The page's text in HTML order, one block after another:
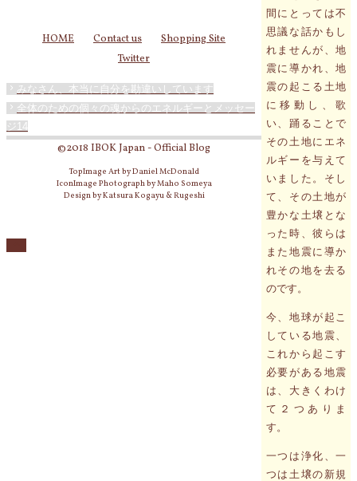
間にとっては不
思議な話かもし
れませんが、地
震に導かれ、地
震の起こる土地
に移動し、歌
い、踊ることで
その土地にエネ
ルギーを与えて
いました。そし
て、その土地が
豊かな土壌とな
った時、彼らは
また地震に導か
れその地を去る
のです。
今、地球が起こ
している地震、
これから起こす
必要がある地震
は、大きくわけ
て２つありま
す。
一つは浄化、一
つは土壌の新規
HOME Contact us
Shopping Site
Twitter
みなさん、本当に自分を勘違いしています
全体のための個々の魂からのエネルギーとメッセー
ジ14
©2018 IBOK Japan - Official Blog
TopImage Art by Daniel McDonald
IconImage Photograph by Maho Someya
Design by Katsura Kogayu & Rugeshi